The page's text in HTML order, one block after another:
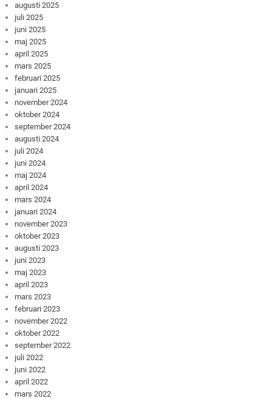
augusti 2025
juli 2025
juni 2025
maj 2025
april 2025
mars 2025
februari 2025
januari 2025
november 2024
oktober 2024
september 2024
augusti 2024
juli 2024
juni 2024
maj 2024
april 2024
mars 2024
januari 2024
november 2023
oktober 2023
augusti 2023
juni 2023
maj 2023
april 2023
mars 2023
februari 2023
november 2022
oktober 2022
september 2022
juli 2022
juni 2022
april 2022
mars 2022